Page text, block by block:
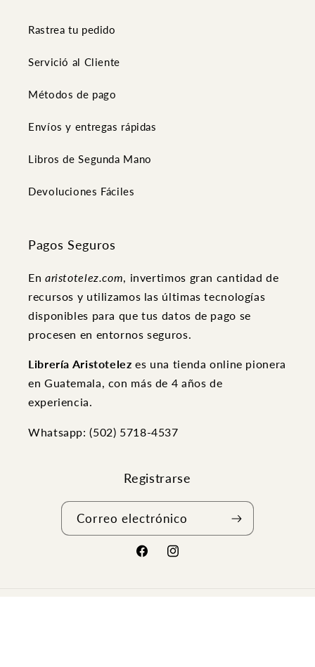
Rastrea tu pedido
Servició al Cliente
Métodos de pago
Envíos y entregas rápidas
Libros de Segunda Mano
Devoluciones Fáciles
Pagos Seguros
En aristotelez.com , invertimos gran cantidad de
recursos y utilizamos las últimas tecnologías
disponibles para que tus datos de pago se
procesen en entornos seguros.
Librería Aristotelezes una tienda online pionera
en Guatemala, con más de 4 años de
experiencia.
Whatsapp: (502) ‭5718-4537
Registrarse
Correo electrónico
FacebookInstagram